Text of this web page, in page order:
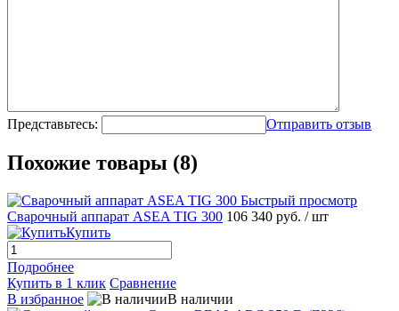
Представьтесь: Отправить отзыв
Похожие товары (8)
Быстрый просмотр
Сварочный аппарат ASEA TIG 300 106 340 руб. / шт
Купить
Подробнее
Купить в 1 клик Сравнение
В избранное
В наличии